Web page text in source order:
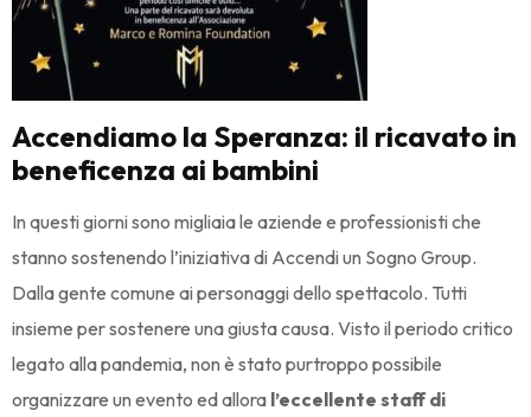
Accendiamo la Speranza: il ricavato in
beneficenza ai bambini
In questi giorni sono migliaia le aziende e professionisti che
stanno sostenendo l’iniziativa di Accendi un Sogno Group.
Dalla gente comune ai personaggi dello spettacolo. Tutti
insieme per sostenere una giusta causa. Visto il periodo critico
legato alla pandemia, non è stato purtroppo possibile
organizzare un evento ed allora l’eccellente staff di